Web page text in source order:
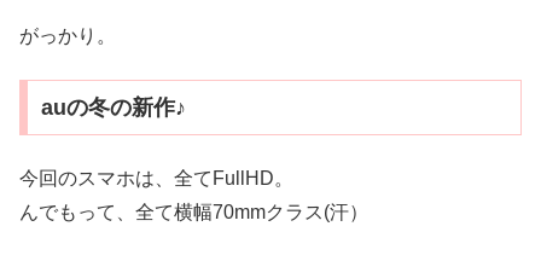
がっかり。
auの冬の新作♪
今回のスマホは、全てFullHD。
んでもって、全て横幅70mmクラス(汗）